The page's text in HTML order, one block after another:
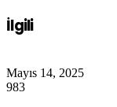
İlgili
Mayıs 14, 2025
983